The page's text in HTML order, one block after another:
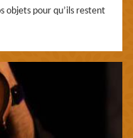
objets pour qu’ils restent